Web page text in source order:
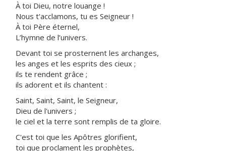
À toi Dieu, notre louange !
Nous t'acclamons, tu es Seigneur !
À toi Père éternel,
L’hymne de l’univers.
Devant toi se prosternent les archanges,
les anges et les esprits des cieux ;
ils te rendent grâce ;
ils adorent et ils chantent :
Saint, Saint, Saint, le Seigneur,
Dieu de l'univers ;
le ciel et la terre sont remplis de ta gloire.
C'est toi que les Apôtres glorifient,
toi que proclament les prophètes,